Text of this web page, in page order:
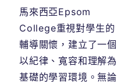
馬來西亞Epsom
College重視對學生的
輔導關懷，建立了一個
以紀律、寬容和理解為
基礎的學習環境。無論